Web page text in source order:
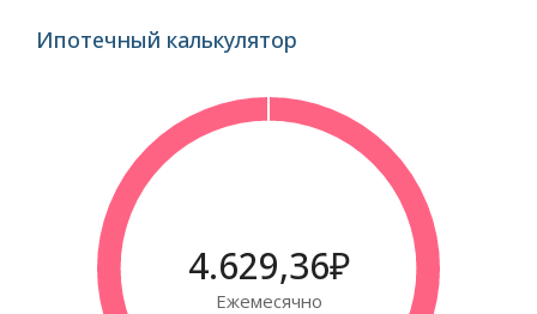
Ипотечный калькулятор
4.629,36₽
Ежемесячно